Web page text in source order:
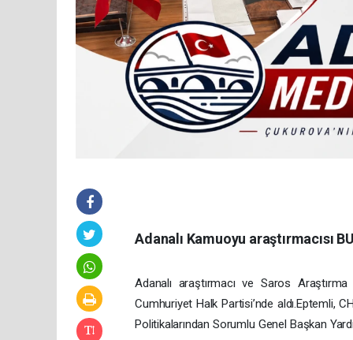
Adanalı Kamuoyu araştırmacısı
Adanalı araştırmacı ve Saros
Cumhuriyet Halk Partisi’nde aldı.Eptemli,
Politikalarından Sorumlu Genel Başkan